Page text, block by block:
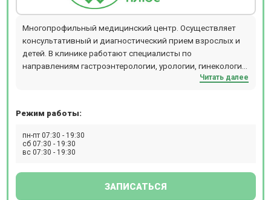
Многопрофильный медицинский центр. Осуществляет
консультативный и диагностический прием взрослых и
детей. В клинике работают специалисты по
направлениям гастроэнтерологии, урологии, гинекологии,
кардиологии, неврологии, терапии и т.д. ПриемЧитать далее
Режим работы:
пн-пт 07:30 - 19:30
сб 07:30 - 19:30
вс 07:30 - 19:30
ЗАПИСАТЬСЯ